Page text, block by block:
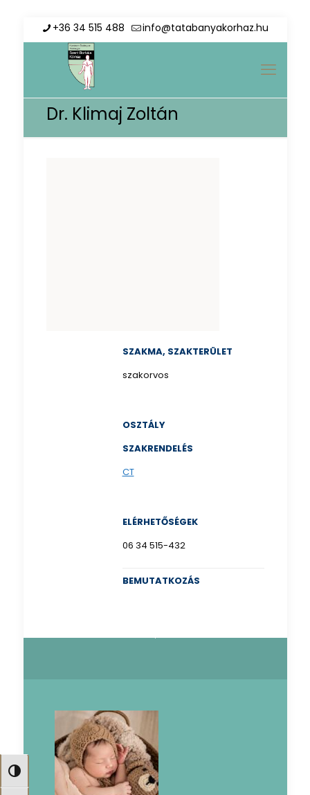
Nagy kontraszt váltása
+36 34 515 488 info@tatabanyakorhaz.hu
Dr. Klimaj Zoltán
SZAKMA, SZAKTERÜLET
szakorvos
OSZTÁLY
SZAKRENDELÉS
CT
ELÉRHETŐSÉGEK
06 34 515-432
BEMUTATKOZÁS